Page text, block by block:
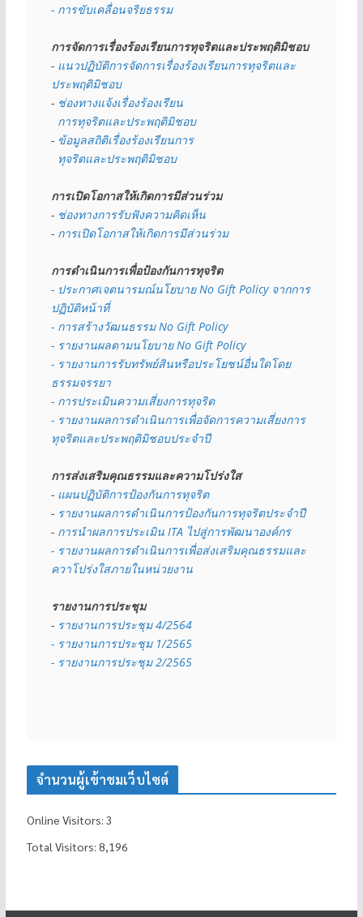
- การขับเคลื่อนจริยธรรม
การจัดการเรื่องร้องเรียนการทุจริตและประพฤติมิชอบ
- แนวปฏิบัติการจัดการเรื่องร้องเรียนการทุจริตและ
ประพฤติมิชอบ
- ช่องทางแจ้งเรื่องร้องเรียน
  การทุจริตและประพฤติมิชอบ
- ข้อมูลสถิติเรื่องร้องเรียนการ
  ทุจริตและประพฤติมิชอบ
การเปิดโอกาสให้เกิดการมีส่วนร่วม
- ช่องทางการรับฟังความคิดเห็น
- การเปิดโอกาสให้เกิดการมีส่วนร่วม
การดำเนินการเพื่อป้องกันการทุจริต
- ประกาศเจตนารมณ์นโยบาย No Gift Policy จากการ
ปฏิบัติหน้าที่
- การสร้างวัฒนธรรม No Gift Policy
- รายงานผลตามนโยบาย No Gift Policy
- รายงานการรับทรัพย์สินหรือประโยชน์อื่นใดโดย
ธรรมจรรยา
- การประเมินความเสี่ยงการทุจริต
- รายงานผลการดำเนินการเพื่อจัดการความเสี่ยงการ
ทุจริตและประพฤติมิชอบประจำปี
การส่งเสริมคุณธรรมและความโปร่งใส
- แผนปฏิบัติการป้องกันการทุจริต
- รายงานผลการดำเนินการป้องกันการทุจริตประจำปี
- การนำผลการประเมิน ITA ไปสู่การพัฒนาองค์กร
- รายงานผลการดำเนินการเพื่อส่งเสริมคุณธรรมและ
ควาโปร่งใสภายในหน่วยงาน
รายงานการประชุม
- รายงานการประชุม 4/2564
- รายงานการประชุม 1/2565
- รายงานการประชุม 2/2565
จำนวนผู้เข้าชมเว็บไซต์
Online Visitors: 3
Total Visitors: 8,196